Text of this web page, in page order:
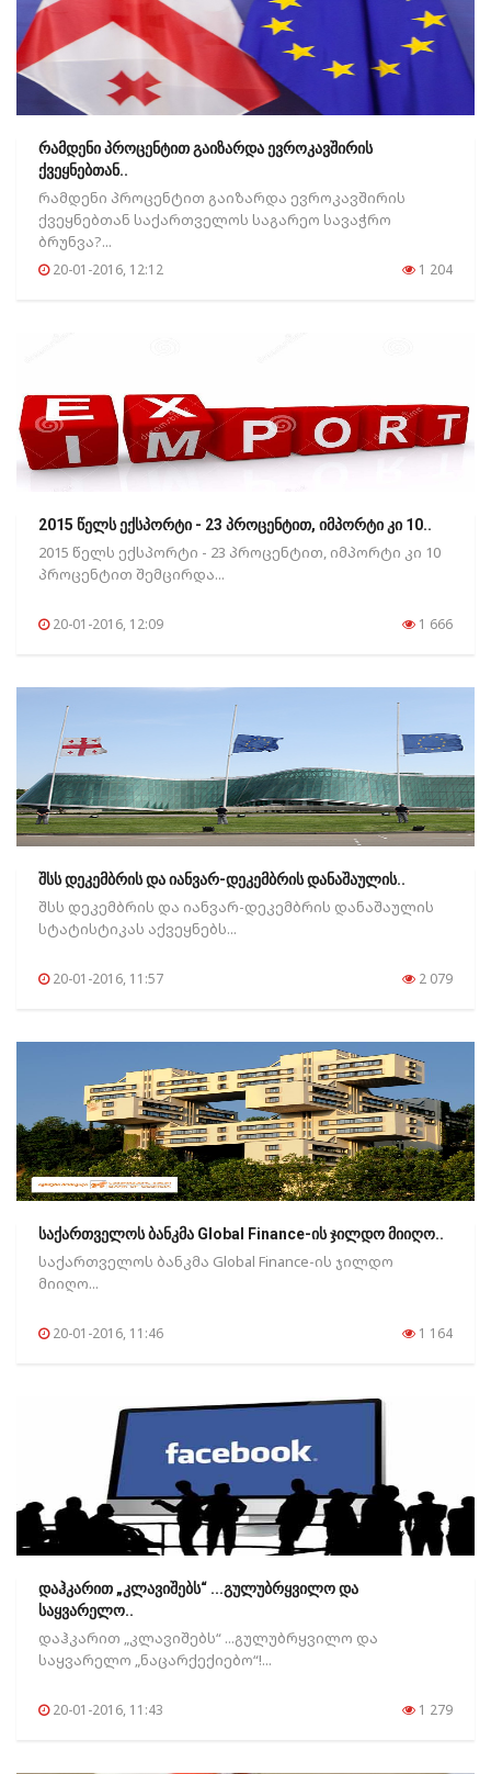
რამდენი პროცენტით გაიზარდა ევროკავშირის
ქვეყნებთან..
რამდენი პროცენტით გაიზარდა ევროკავშირის
ქვეყნებთან საქართველოს საგარეო სავაჭრო
ბრუნვა?...
20-01-2016, 12:12 1 204
2015 წელს ექსპორტი - 23 პროცენტით, იმპორტი კი 10..
2015 წელს ექსპორტი - 23 პროცენტით, იმპორტი კი 10
პროცენტით შემცირდა...
20-01-2016, 12:09 1 666
შსს დეკემბრის და იანვარ-დეკემბრის დანაშაულის..
შსს დეკემბრის და იანვარ-დეკემბრის დანაშაულის
სტატისტიკას აქვეყნებს...
20-01-2016, 11:57 2 079
საქართველოს ბანკმა Global Finance-ის ჯილდო მიიღო..
საქართველოს ბანკმა Global Finance-ის ჯილდო
მიიღო...
20-01-2016, 11:46 1 164
დაჰკარით „კლავიშებს“ ...გულუბრყვილო და
საყვარელო..
დაჰკარით „კლავიშებს“ ...გულუბრყვილო და
საყვარელო „ნაცარქექიებო“!...
20-01-2016, 11:43 1 279